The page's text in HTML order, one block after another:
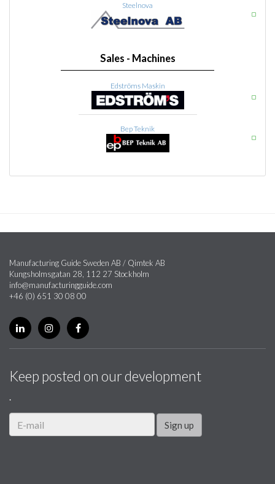
Steelnova
Sales - Machines
Edströms Maskin
Bep Teknik
Manufacturing Guide Sweden AB / Qimtek AB
Kungsholmsgatan 28, 112 27 Stockholm
info@manufacturingguide.com
+46 (0) 651 30 08 00
Keep posted on our development
.
Sign up